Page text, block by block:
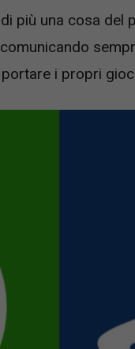
più una cosa del
i propri